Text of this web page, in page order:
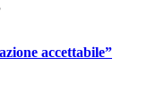
accettabile”